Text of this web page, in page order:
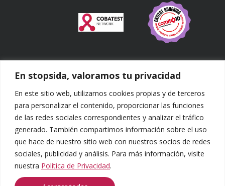
En stopsida, valoramos tu privacidad
En este sitio web, utilizamos cookies propias y de terceros
para personalizar el contenido, proporcionar las funciones
de las redes sociales correspondientes y analizar el tráfico
generado. También compartimos información sobre el uso
que hace de nuestro sitio web con nuestros socios de redes
sociales, publicidad y análisis. Para más información, visite
nuestra Política de Privacidad.
¿Qué buscas?
Buscar:
Síguenos